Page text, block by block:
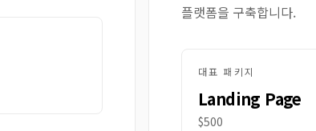
플랫폼을 구축합니다.
대표 패키지
Landing Page
$500